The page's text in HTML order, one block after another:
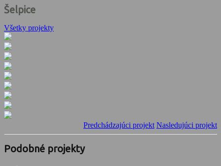
Šelpice
Všetky projekty
Predchádzajúci projekt Nasledujúci projekt
Podobné projekty